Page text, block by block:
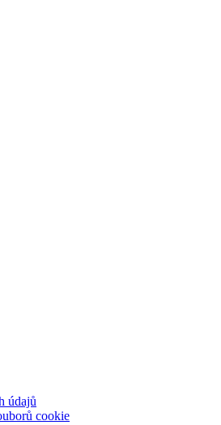
údajů
cookie